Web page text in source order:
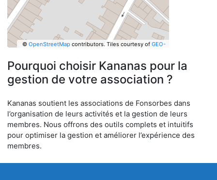
© OpenStreetMapcontributors. Tiles courtesy of GEO-
Pourquoi choisir Kananas pour la
gestion de votre association ?
Kananas soutient les associations de Fonsorbes dans
l’organisation de leurs activités et la gestion de leurs
membres. Nous offrons des outils complets et intuitifs
pour optimiser la gestion et améliorer l’expérience des
membres.